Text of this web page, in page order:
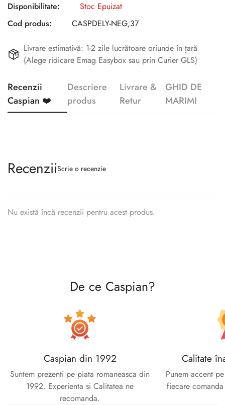
Disponibilitate:
Stoc Epuizat
Cod produs:
CASPDELY-NEG,37
Livrare estimativă: 1-2 zile lucrătoare oriunde în țară
(Alege ridicare Emag Easybox sau prin Curier GLS)
Recenzii
Caspian ❤️
Descriere
produs
Livrare &
Retur
GHID DE
MARIMI
RecenziiScrie o recenzie
Nu există încă recenzii pentru acest produs.
De ce Caspian?
Caspian din 1992
Suntem prezenti pe piata romaneasca din
1992. Experienta si Calitatea ne
recomanda.
Calitate
Punem accent
fiecare